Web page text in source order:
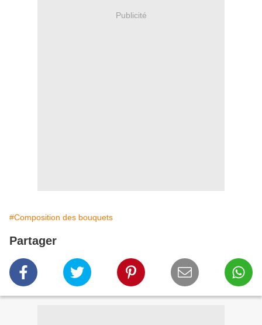
Publicité
#Composition des bouquets
Partager